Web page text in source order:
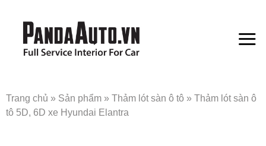
Trang chủ » Sản phẩm » Thảm lót sàn ô tô » Thảm lót sàn ô
tô 5D, 6D xe Hyundai Elantra